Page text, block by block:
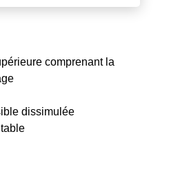
comprenant la
dissimulée